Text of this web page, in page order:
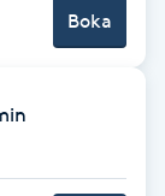
Boka